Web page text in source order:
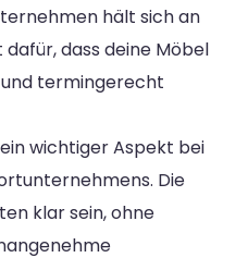
hält sich an
dass deine Möbel
termingerecht
wichtiger Aspekt bei
Die
klar sein, ohne